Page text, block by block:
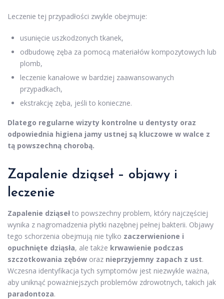
Leczenie tej przypadłości zwykle obejmuje:
usunięcie uszkodzonych tkanek,
odbudowę zęba za pomocą materiałów kompozytowych lub
plomb,
leczenie kanałowe w bardziej zaawansowanych
przypadkach,
ekstrakcję zęba, jeśli to konieczne.
Dlatego regularne wizyty kontrolne u dentysty oraz
odpowiednia higiena jamy ustnej są kluczowe w walce z
tą powszechną chorobą.
Zapalenie dziąseł – objawy i
leczenie
Zapalenie dziąsełto powszechny problem, który najczęściej
wynika z nagromadzenia płytki nazębnej pełnej bakterii. Objawy
tego schorzenia obejmują nie tylko zaczerwienione i
opuchnięte dziąsła, ale także krwawienie podczas
szczotkowania zębów oraz nieprzyjemny zapach z ust.
Wczesna identyfikacja tych symptomów jest niezwykle ważna,
aby uniknąć poważniejszych problemów zdrowotnych, takich jak
paradontoza.